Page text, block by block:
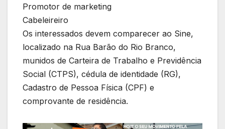
Promotor de marketing
Cabeleireiro
Os interessados devem comparecer ao Sine,
localizado na Rua Barão do Rio Branco,
munidos de Carteira de Trabalho e Previdência
Social (CTPS), cédula de identidade (RG),
Cadastro de Pessoa Física (CPF) e
comprovante de residência.